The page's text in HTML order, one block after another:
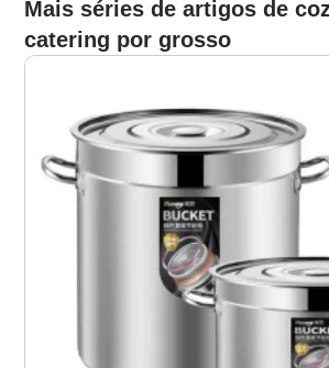
Mais séries de artigos de
catering por grosso